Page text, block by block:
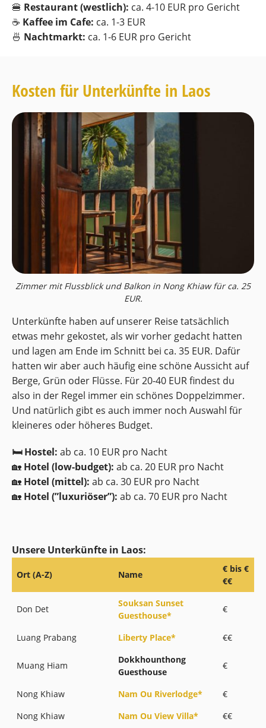
🍔 Restaurant (westlich): ca. 4-10 EUR pro Gericht
☕️ Kaffee im Cafe: ca. 1-3 EUR
🍜 Nachtmarkt: ca. 1-6 EUR pro Gericht
Kosten für Unterkünfte in Laos
Zimmer mit Flussblick und Balkon in Nong Khiaw für ca. 25
EUR.
Unterkünfte haben auf unserer Reise tatsächlich
etwas mehr gekostet, als wir vorher gedacht hatten
und lagen am Ende im Schnitt bei ca. 35 EUR. Dafür
hatten wir aber auch häufig eine schöne Aussicht auf
Berge, Grün oder Flüsse. Für 20-40 EUR findest du
also in der Regel immer ein schönes Doppelzimmer.
Und natürlich gibt es auch immer noch Auswahl für
kleineres oder höheres Budget.
🛏️ Hostel: ab ca. 10 EUR pro Nacht
🏡 Hotel (low-budget): ab ca. 20 EUR pro Nacht
🏡 Hotel (mittel): ab ca. 30 EUR pro Nacht
🏡 Hotel (”luxuriöser”): ab ca. 70 EUR pro Nacht
Unsere Unterkünfte in Laos:
Ort (A-Z) Name
€ bis €
€€
Don Det
Souksan Sunset
Guesthouse*
€
Luang Prabang Liberty Place* €€
Muang Hiam
Dokkhounthong
Guesthouse
€
Nong Khiaw Nam Ou Riverlodge*
€
Nong Khiaw
Nam Ou View Villa* €€